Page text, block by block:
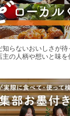
らないおいしさが
の人柄や想いと味